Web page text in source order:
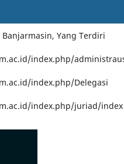
Yang Terdiri
index.php/
index.php/Delegasi
index.php/juriad/index